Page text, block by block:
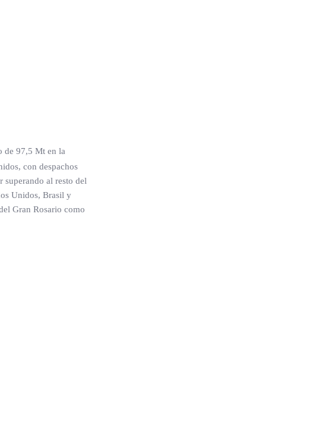
de 97,5 Mt en la
con despachos
superando al resto del
Unidos, Brasil y
Gran Rosario como